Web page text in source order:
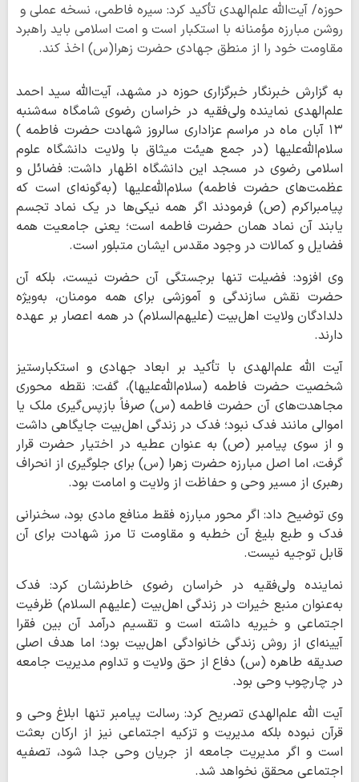
حوزه/ آیت‌الله علم‌الهدی تأکید کرد: سیره فاطمی، نسخه عملی و
روشن مبارزه مؤمنانه با استکبار است و امت اسلامی باید راهبرد
مقاومت خود را از منطق جهادی حضرت زهرا(س) اخذ کند.
به گزارش خبرنگار خبرگزاری حوزه در مشهد، آیت‌الله سید احمد
علم‌الهدی نماینده ولی‌فقیه در خراسان رضوی شامگاه سه‌شنبه
۱۳ آبان ماه در مراسم عزاداری سالروز شهادت حضرت فاطمه )
سلام‌الله‌علیها (در جمع هیئت میثاق با ولایت دانشگاه علوم
اسلامی رضوی در مسجد این دانشگاه اظهار داشت: فضائل و
عظمت‌های حضرت فاطمه) سلام‌الله‌علیها (به‌گونه‌ای است که
پیامبراکرم (ص) فرمودند اگر همه نیکی‌ها در یک نماد تجسم
یابند آن نماد همان حضرت فاطمه است؛ یعنی جامعیت همه
فضایل و کمالات در وجود مقدس ایشان متبلور است.
وی افزود: فضیلت تنها برجستگی آن حضرت نیست، بلکه آن
حضرت نقش سازندگی و آموزشی برای همه مومنان، به‌ویژه
دلدادگان ولایت اهل‌بیت (علیهم‌السلام) در همه اعصار بر عهده
دارند.
آیت الله علم‌الهدی با تأکید بر ابعاد جهادی و استکبارستیز
شخصیت حضرت فاطمه (سلام‌الله‌علیها)، گفت: نقطه محوری
مجاهدت‌های آن حضرت فاطمه (س) صرفاً بازپس‌گیری ملک یا
اموالی مانند فدک نبود؛ فدک در زندگی اهل‌بیت جایگاهی داشت
و از سوی پیامبر (ص) به عنوان عطیه در اختیار حضرت قرار
گرفت، اما اصل مبارزه حضرت زهرا (س) برای جلوگیری از انحراف
رهبری از مسیر وحی و حفاظت از ولایت و امامت بود.
وی توضیح داد: اگر محور مبارزه فقط منافع مادی بود، سخنرانی
فدک و طبع بلیغ آن خطبه و مقاومت تا مرز شهادت برای آن
قابل توجیه نیست.
نماینده ولی‌فقیه در خراسان رضوی خاطرنشان کرد: فدک
به‌عنوان منبع خیرات در زندگی اهل‌بیت (علیهم السلام) ظرفیت
اجتماعی و خیریه داشته است و تقسیم درآمد آن بین فقرا
آیینه‌ای از روش زندگی خانوادگی اهل‌بیت بود؛ اما هدف اصلی
صدیقه طاهره (س) دفاع از حق ولایت و تداوم مدیریت جامعه
در چارچوب وحی بود.
آیت الله علم‌الهدی تصریح کرد: رسالت پیامبر تنها ابلاغ وحی و
قرآن نبوده بلکه مدیریت و تزکیه اجتماعی نیز از ارکان بعثت
است و اگر مدیریت جامعه از جریان وحی جدا شود، تصفیه
اجتماعی محقق نخواهد شد.